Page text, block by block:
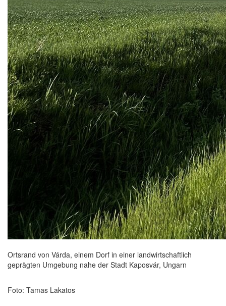
Ortsrand von Várda, einem Dorf in einer landwirtschaftlich
geprägten Umgebung nahe der Stadt Kaposvár, Ungarn
Foto: Tamas Lakatos